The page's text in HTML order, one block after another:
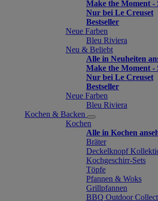
Make the Moment
Nur bei Le Creuset
Bestseller
Neue Farben
Bleu Riviera
Neu & Beliebt
Alle in Neuheiten
Make the Moment
Nur bei Le Creuset
Bestseller
Neue Farben
Bleu Riviera
Kochen & Backen
Kochen
Alle in Kochen
Bräter
Deckelknopf
Kochgeschirr-Sets
Töpfe
Pfannen & Woks
Grillpfannen
BBQ Outdoor